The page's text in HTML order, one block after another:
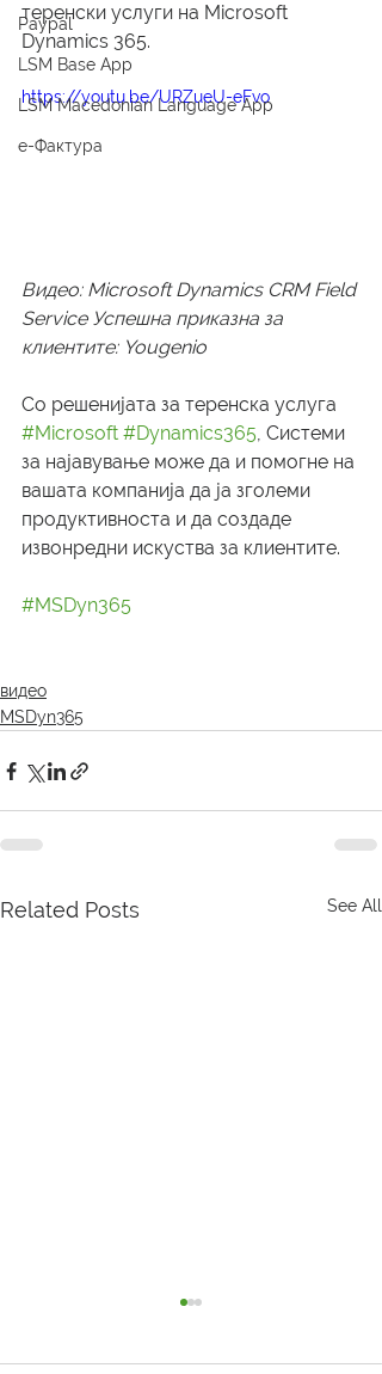
Paypal
LSM Base App
LSM Macedonian Language App
е-Фактура
теренски услуги на Microsoft
Dynamics 365.
https://youtu.be/URZueU-eFvo
Видео: Microsoft Dynamics CRM Field
Service Успешна приказна за
клиентите: Yougenio
Со решенијата за теренска услуга
#Microsoft #Dynamics365, Системи
за најавување може да и помогне на
вашата компанија да ја зголеми
продуктивноста и да создаде
извонредни искуства за клиентите.
#MSDyn365
видео
MSDyn365
Related Posts See All